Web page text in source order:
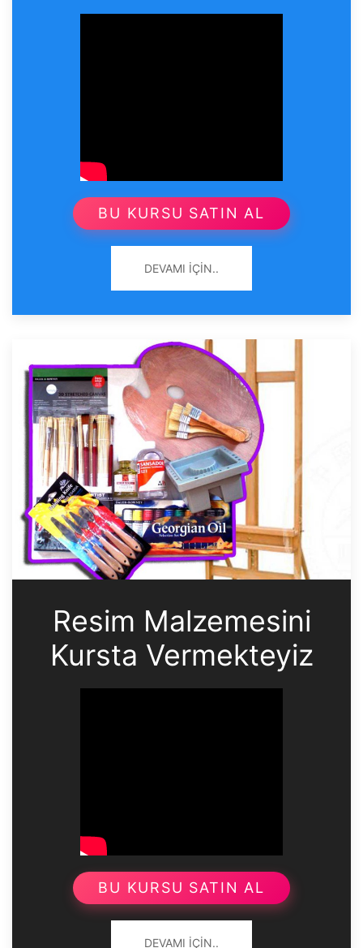
BU KURSU SATIN AL
DEVAMI İÇIN..
Resim Malzemesini
Kursta Vermekteyiz
BU KURSU SATIN AL
DEVAMI İÇIN..